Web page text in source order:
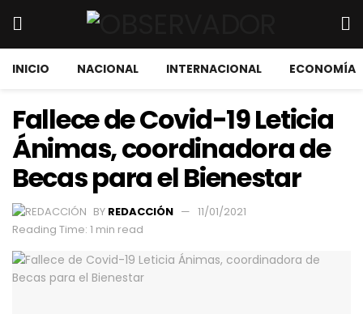
INICIO NACIONAL INTERNACIONAL ECONOMÍA
Fallece de Covid-19 Leticia
Ánimas, coordinadora de
Becas para el Bienestar
BY REDACCIÓN
11/01/2021
Reading Time: 1 min read